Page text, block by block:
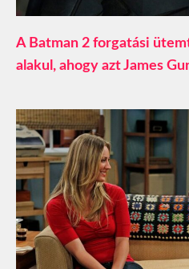
A Batman 2 forgatási
alakul, ahogy azt James